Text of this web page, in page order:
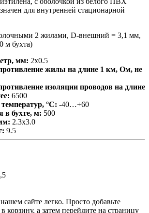
для внутренней стационарной
2 жилами, D-внешний = 3,1 мм,
м бухта)
мм: 2х0.5
жилы на длине 1 км, Ом, не
изоляции проводов на длине
6500
°С: -40…+60
в бухте, м: 500
2.3х3.0
9.5
сайте легко. Просто добавьте
корзину, а затем перейдите на страницу